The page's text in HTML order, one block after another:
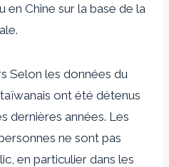
Chine sur la base de la
Selon les données du
ont été détenus
dernières années. Les
ne sont pas
en particulier dans les